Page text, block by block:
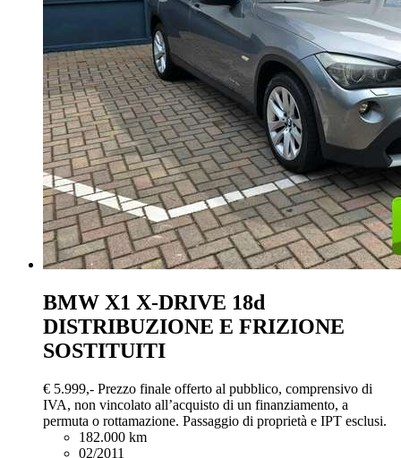
BMW X1 X-DRIVE 18d
DISTRIBUZIONE E FRIZIONE
SOSTITUITI
€ 5.999,- Prezzo finale offerto al pubblico, comprensivo di
IVA, non vincolato all’acquisto di un finanziamento, a
permuta o rottamazione. Passaggio di proprietà e IPT esclusi.
182.000 km
02/2011